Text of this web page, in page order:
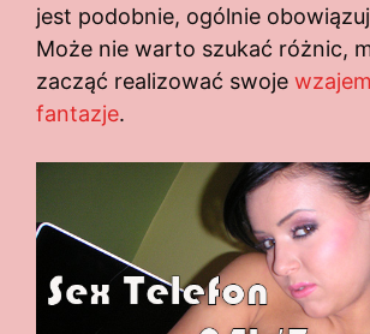
jest podobnie, ogólnie
Może nie warto szukać różnic,
zacząć realizować swoje
fantazje.